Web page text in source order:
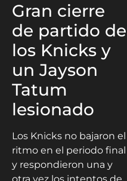
Gran cierre
de partido de
los Knicks y
un Jayson
Tatum
lesionado
Los Knicks no bajaron el
ritmo en el periodo final
y respondieron una y